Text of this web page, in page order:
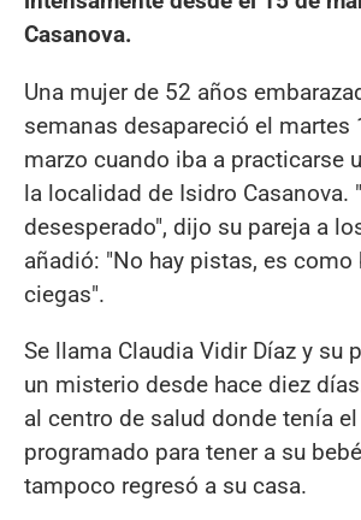
Casanova.
Una mujer de 52 años
semanas desapareció el martes
marzo cuando iba a practicarse
la localidad de Isidro Casanova.
desesperado", dijo su pareja a
añadió: "No hay pistas, es como
ciegas".
Se llama Claudia Vidir Díaz y su
un misterio desde hace diez
al centro de salud donde tenía
programado para tener a su
tampoco regresó a su casa.